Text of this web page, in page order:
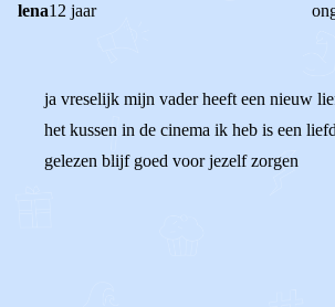
lena12 jaar
ja vreselijk mijn vader heeft een nieuw
het kussen in de cinema ik heb is een
gelezen blijf goed voor jezelf zorgen